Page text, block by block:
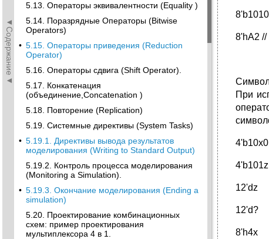
◄Содержание◄
5.13. Операторы эквивалентности (Equality )
5.14. Поразрядные Операторы (Bitwise
Operators)
• 5.15. Операторы приведения (Reduction
Operator)
5.16. Операторы сдвига (Shift Operator).
5.17. Конкатенация
(объединение,Concatenation )
5.18. Повторение (Replication)
5.19. Системные директивы (System Tasks)
• 5.19.1. Директивы вывода результатов
моделирования (Writing to Standard Output)
5.19.2. Контроль процесса моделирования
(Monitoring a Simulation).
• 5.19.3. Окончание моделирования (Ending a
simulation)
5.20. Проектирование комбинационных
схем: пример проектирования
мультиплексора 4 в 1.
8'hA2 //
При
4'b10x0
4'b101z
12'dz
12'd?
8'h4x